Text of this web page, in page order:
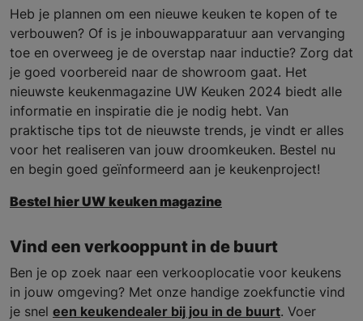
Heb je plannen om een nieuwe keuken te kopen of te
verbouwen? Of is je inbouwapparatuur aan vervanging
toe en overweeg je de overstap naar inductie? Zorg dat
je goed voorbereid naar de showroom gaat. Het
nieuwste keukenmagazine UW Keuken 2024 biedt alle
informatie en inspiratie die je nodig hebt. Van
praktische tips tot de nieuwste trends, je vindt er alles
voor het realiseren van jouw droomkeuken. Bestel nu
en begin goed geïnformeerd aan je keukenproject!
Bestel hier UW keuken magazine
Vind een verkooppunt in de buurt
Ben je op zoek naar een verkooplocatie voor keukens
in jouw omgeving? Met onze handige zoekfunctie vind
je snel een keukendealer bij jou in de buurt. Voer